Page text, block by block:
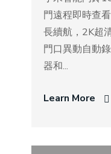
門遠程即時查
長續航，2K超
門口異動自動
器和...
Learn More